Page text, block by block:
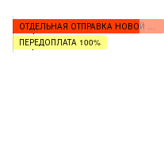
ОТДЕЛЬНАЯ ОТПРАВКА НОВОЙ ПОЧТОЙ
ПЕРЕДОПЛАТА 100%